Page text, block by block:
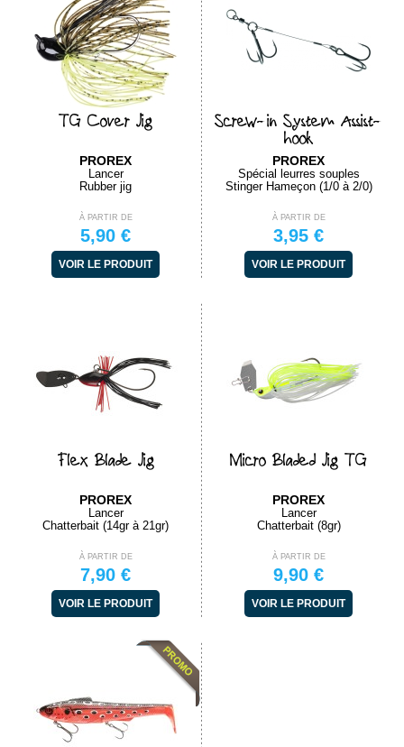
TG Cover Jig
PROREX
Lancer
Rubber jig
À PARTIR DE
5,90 €
VOIR LE PRODUIT
Screw-in System Assist-
hook
PROREX
Spécial leurres souples
Stinger Hameçon (1/0 à 2/0)
À PARTIR DE
3,95 €
VOIR LE PRODUIT
Flex Blade Jig
PROREX
Lancer
Chatterbait (14gr à 21gr)
À PARTIR DE
7,90 €
VOIR LE PRODUIT
Micro Bladed Jig TG
PROREX
Lancer
Chatterbait (8gr)
À PARTIR DE
9,90 €
VOIR LE PRODUIT